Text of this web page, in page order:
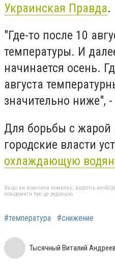
Украинская Правда.
"Где-то после 10
температуры. И
начинается осень.
августа
значительно ниже",
Для борьбы с жарой
городские власти
охлаждающую
Якщо ви помітили помилку, виділіть
повідомити про це редакцію
#температура #снижение
Тысячный Виталий